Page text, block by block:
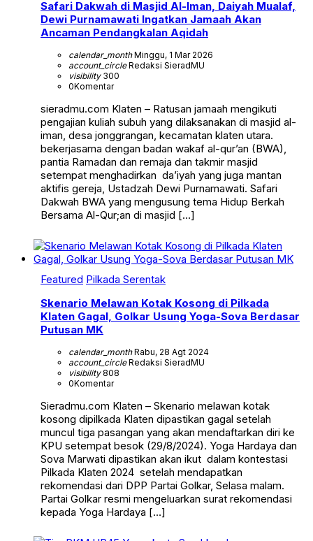
Safari Dakwah di Masjid Al-Iman, Daiyah Mualaf,
Dewi Purnamawati Ingatkan Jamaah Akan
Ancaman Pendangkalan Aqidah
calendar_monthMinggu, 1 Mar 2026
account_circleRedaksi SieradMU
visibility300
0Komentar
sieradmu.com Klaten – Ratusan jamaah mengikuti
pengajian kuliah subuh yang dilaksanakan di masjid al-
iman, desa jonggrangan, kecamatan klaten utara.
bekerjasama dengan badan wakaf al-qur’an (BWA),
pantia Ramadan dan remaja dan takmir masjid
setempat menghadirkan da’iyah yang juga mantan
aktifis gereja, Ustadzah Dewi Purnamawati. Safari
Dakwah BWA yang mengusung tema Hidup Berkah
Bersama Al-Qur;an di masjid […]
Featured Pilkada Serentak
Skenario Melawan Kotak Kosong di Pilkada
Klaten Gagal, Golkar Usung Yoga-Sova Berdasar
Putusan MK
calendar_monthRabu, 28 Agt 2024
account_circleRedaksi SieradMU
visibility808
0Komentar
Sieradmu.com Klaten – Skenario melawan kotak
kosong dipilkada Klaten dipastikan gagal setelah
muncul tiga pasangan yang akan mendaftarkan diri ke
KPU setempat besok (29/8/2024). Yoga Hardaya dan
Sova Marwati dipastikan akan ikut dalam kontestasi
Pilkada Klaten 2024 setelah mendapatkan
rekomendasi dari DPP Partai Golkar, Selasa malam.
Partai Golkar resmi mengeluarkan surat rekomendasi
kepada Yoga Hardaya […]